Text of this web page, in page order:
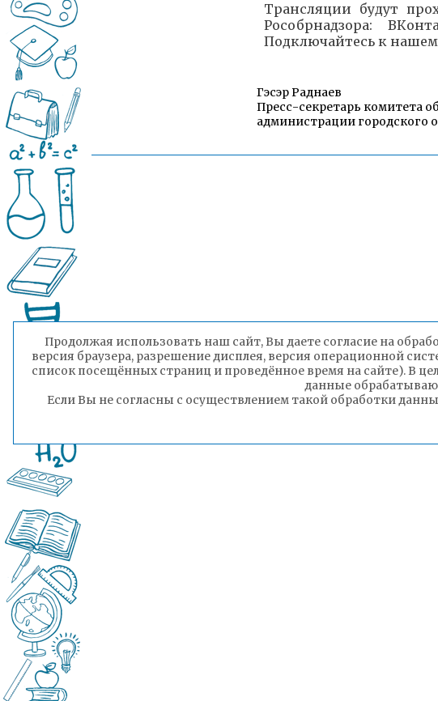
Трансляции будут
Рособрнадзора:
Подключайтесь к
Гэсэр Раднаев
Пресс-секретарь комитета
администрации городского
Продолжая использовать наш сайт, Вы даете согласие на
версия браузера, разрешение дисплея, версия операционной
список посещённых страниц и проведённое время на сайте). В
данные
Если Вы не согласны с осуществлением такой обработки